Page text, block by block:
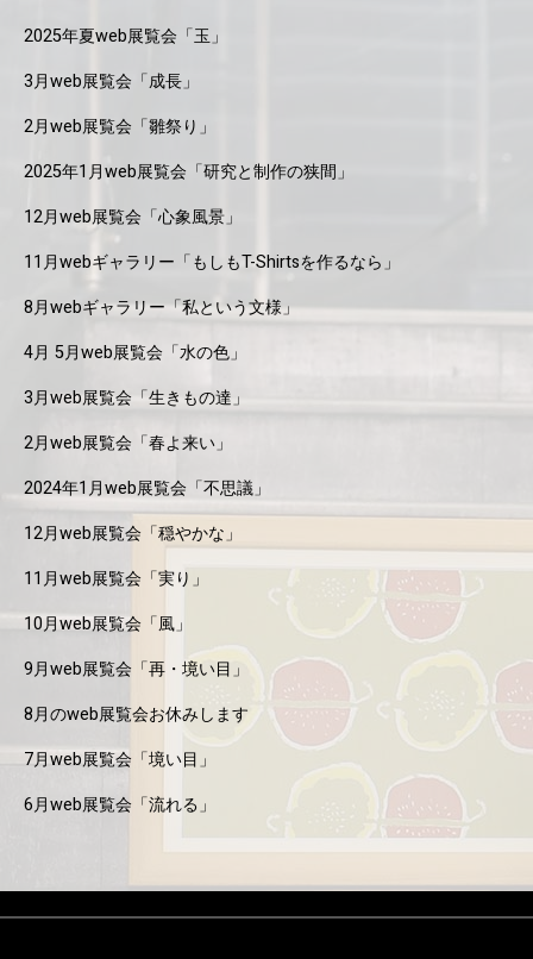
2025年夏web展覧会「玉」
3月web展覧会「成長」
2月web展覧会「雛祭り」
2025年1月web展覧会「研究と制作の狭間」
12月web展覧会「心象風景」
11月webギャラリー「もしもT-Shirtsを作るなら」
8月webギャラリー「私という文様」
4月 5月web展覧会「水の色」
3月web展覧会「生きもの達」
2月web展覧会「春よ来い」
2024年1月web展覧会「不思議」
12月web展覧会「穏やかな」
11月web展覧会「実り」
10月web展覧会「風」
9月web展覧会「再・境い目」
8月のweb展覧会お休みします
7月web展覧会「境い目」
6月web展覧会「流れる」